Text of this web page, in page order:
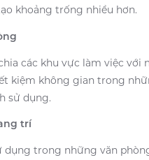
khoảng trống nhiều hơn.
các khu vực làm việc với
kiệm không gian trong
sử dụng.
trí
dụng trong những văn